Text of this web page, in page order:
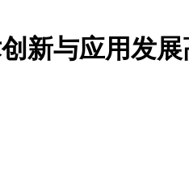
新与应用发